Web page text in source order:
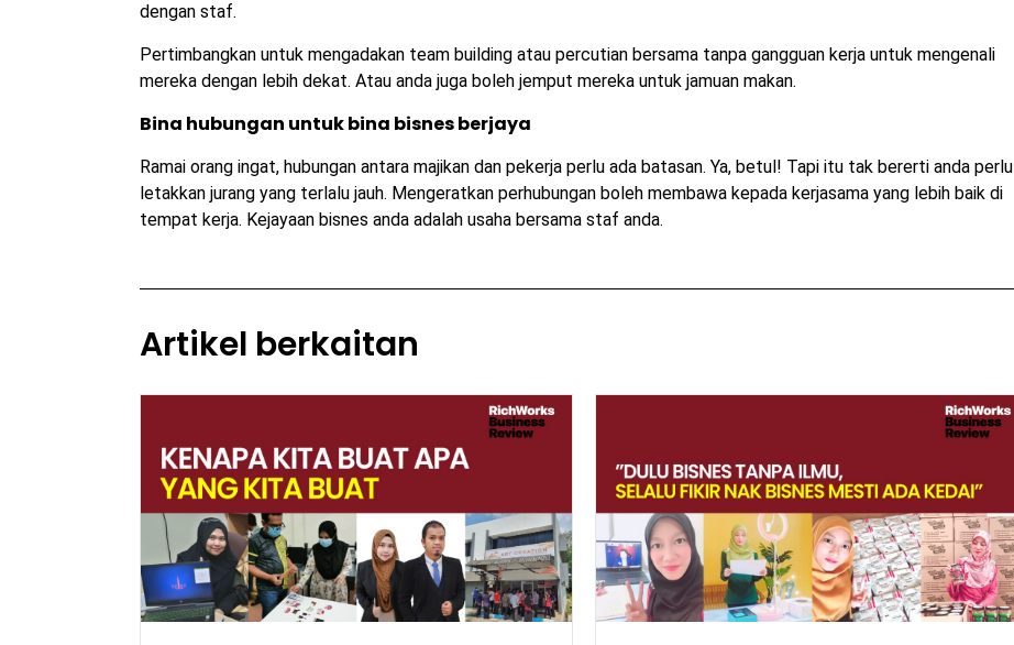
dengan staf.
Pertimbangkan untuk mengadakan team building atau percutian bersama tanpa gangguan kerja untuk mengenali
mereka dengan lebih dekat. Atau anda juga boleh jemput mereka untuk jamuan makan.
Bina hubungan untuk bina bisnes berjaya
Ramai orang ingat, hubungan antara majikan dan pekerja perlu ada batasan. Ya, betul! Tapi itu tak bererti anda perlu
letakkan jurang yang terlalu jauh. Mengeratkan perhubungan boleh membawa kepada kerjasama yang lebih baik di
tempat kerja. Kejayaan bisnes anda adalah usaha bersama staf anda.
Artikel berkaitan